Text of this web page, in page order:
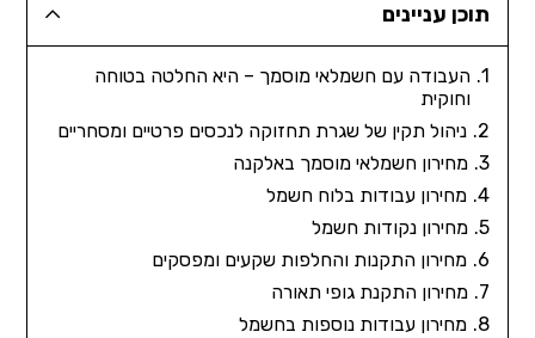
תוכן עניינים
העבודה עם חשמלאי מוסמך – היא החלטה בטוחה
וחוקית
ניהול תקין של שגרת תחזוקה לנכסים פרטיים ומסחריים
מחירון חשמלאי מוסמך באלקנה
מחירון עבודות בלוח חשמל
מחירון נקודות חשמל
מחירון התקנות והחלפות שקעים ומפסקים
מחירון התקנת גופי תאורה
מחירון עבודות נוספות בחשמל